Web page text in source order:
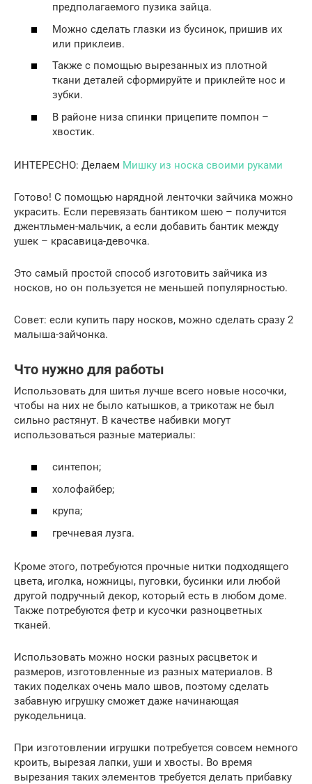
предполагаемого пузика зайца.
Можно сделать глазки из бусинок, пришив их
или приклеив.
Также с помощью вырезанных из плотной
ткани деталей сформируйте и приклейте нос и
зубки.
В районе низа спинки прицепите помпон –
хвостик.
ИНТЕРЕСНО: Делаем Мишку из носка своими руками
Готово! С помощью нарядной ленточки зайчика можно
украсить. Если перевязать бантиком шею – получится
джентльмен-мальчик, а если добавить бантик между
ушек – красавица-девочка.
Это самый простой способ изготовить зайчика из
носков, но он пользуется не меньшей популярностью.
Совет: если купить пару носков, можно сделать сразу 2
малыша-зайчонка.
Что нужно для работы
Использовать для шитья лучше всего новые носочки,
чтобы на них не было катышков, а трикотаж не был
сильно растянут. В качестве набивки могут
использоваться разные материалы:
синтепон;
холофайбер;
крупа;
гречневая лузга.
Кроме этого, потребуются прочные нитки подходящего
цвета, иголка, ножницы, пуговки, бусинки или любой
другой подручный декор, который есть в любом доме.
Также потребуются фетр и кусочки разноцветных
тканей.
Использовать можно носки разных расцветок и
размеров, изготовленные из разных материалов. В
таких поделках очень мало швов, поэтому сделать
забавную игрушку сможет даже начинающая
рукодельница.
При изготовлении игрушки потребуется совсем немного
кроить, вырезая лапки, уши и хвосты. Во время
вырезания таких элементов требуется делать прибавку